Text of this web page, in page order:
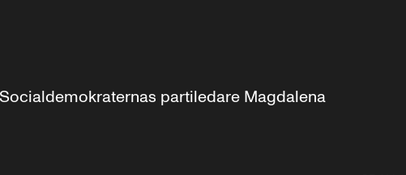
partiledare Magdalena